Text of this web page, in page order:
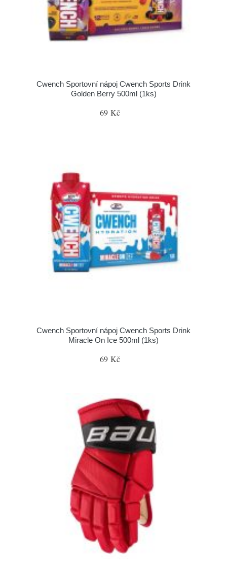
Cwench Sportovní nápoj Cwench Sports Drink
Golden Berry 500ml (1ks)
69 Kč
Cwench Sportovní nápoj Cwench Sports Drink
Miracle On Ice 500ml (1ks)
69 Kč